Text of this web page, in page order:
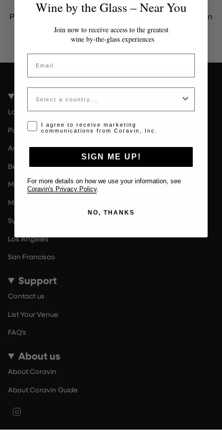
Por favor contacta al administrador para obtener un
token válido.
Coravin Guide Locations
London
Paris
Amsterdam
Berlin
Milan
Melbourne
Sydney
Los Angeles
San Francisco
Support
Contact us
List Your Venue
FAQ’s
About us
About Coravin
About Coravin Guide
Wine by the Glass – Near You
Join now to receive access to the greatest
wine by-the-glass experiences
Email
Country
Opt-in disclaimer
I agree to receive marketing
communications from Coravin, Inc.
SIGN ME UP!
For more details on how we use your information, see
Coravin's Privacy Policy
NO, THANKS